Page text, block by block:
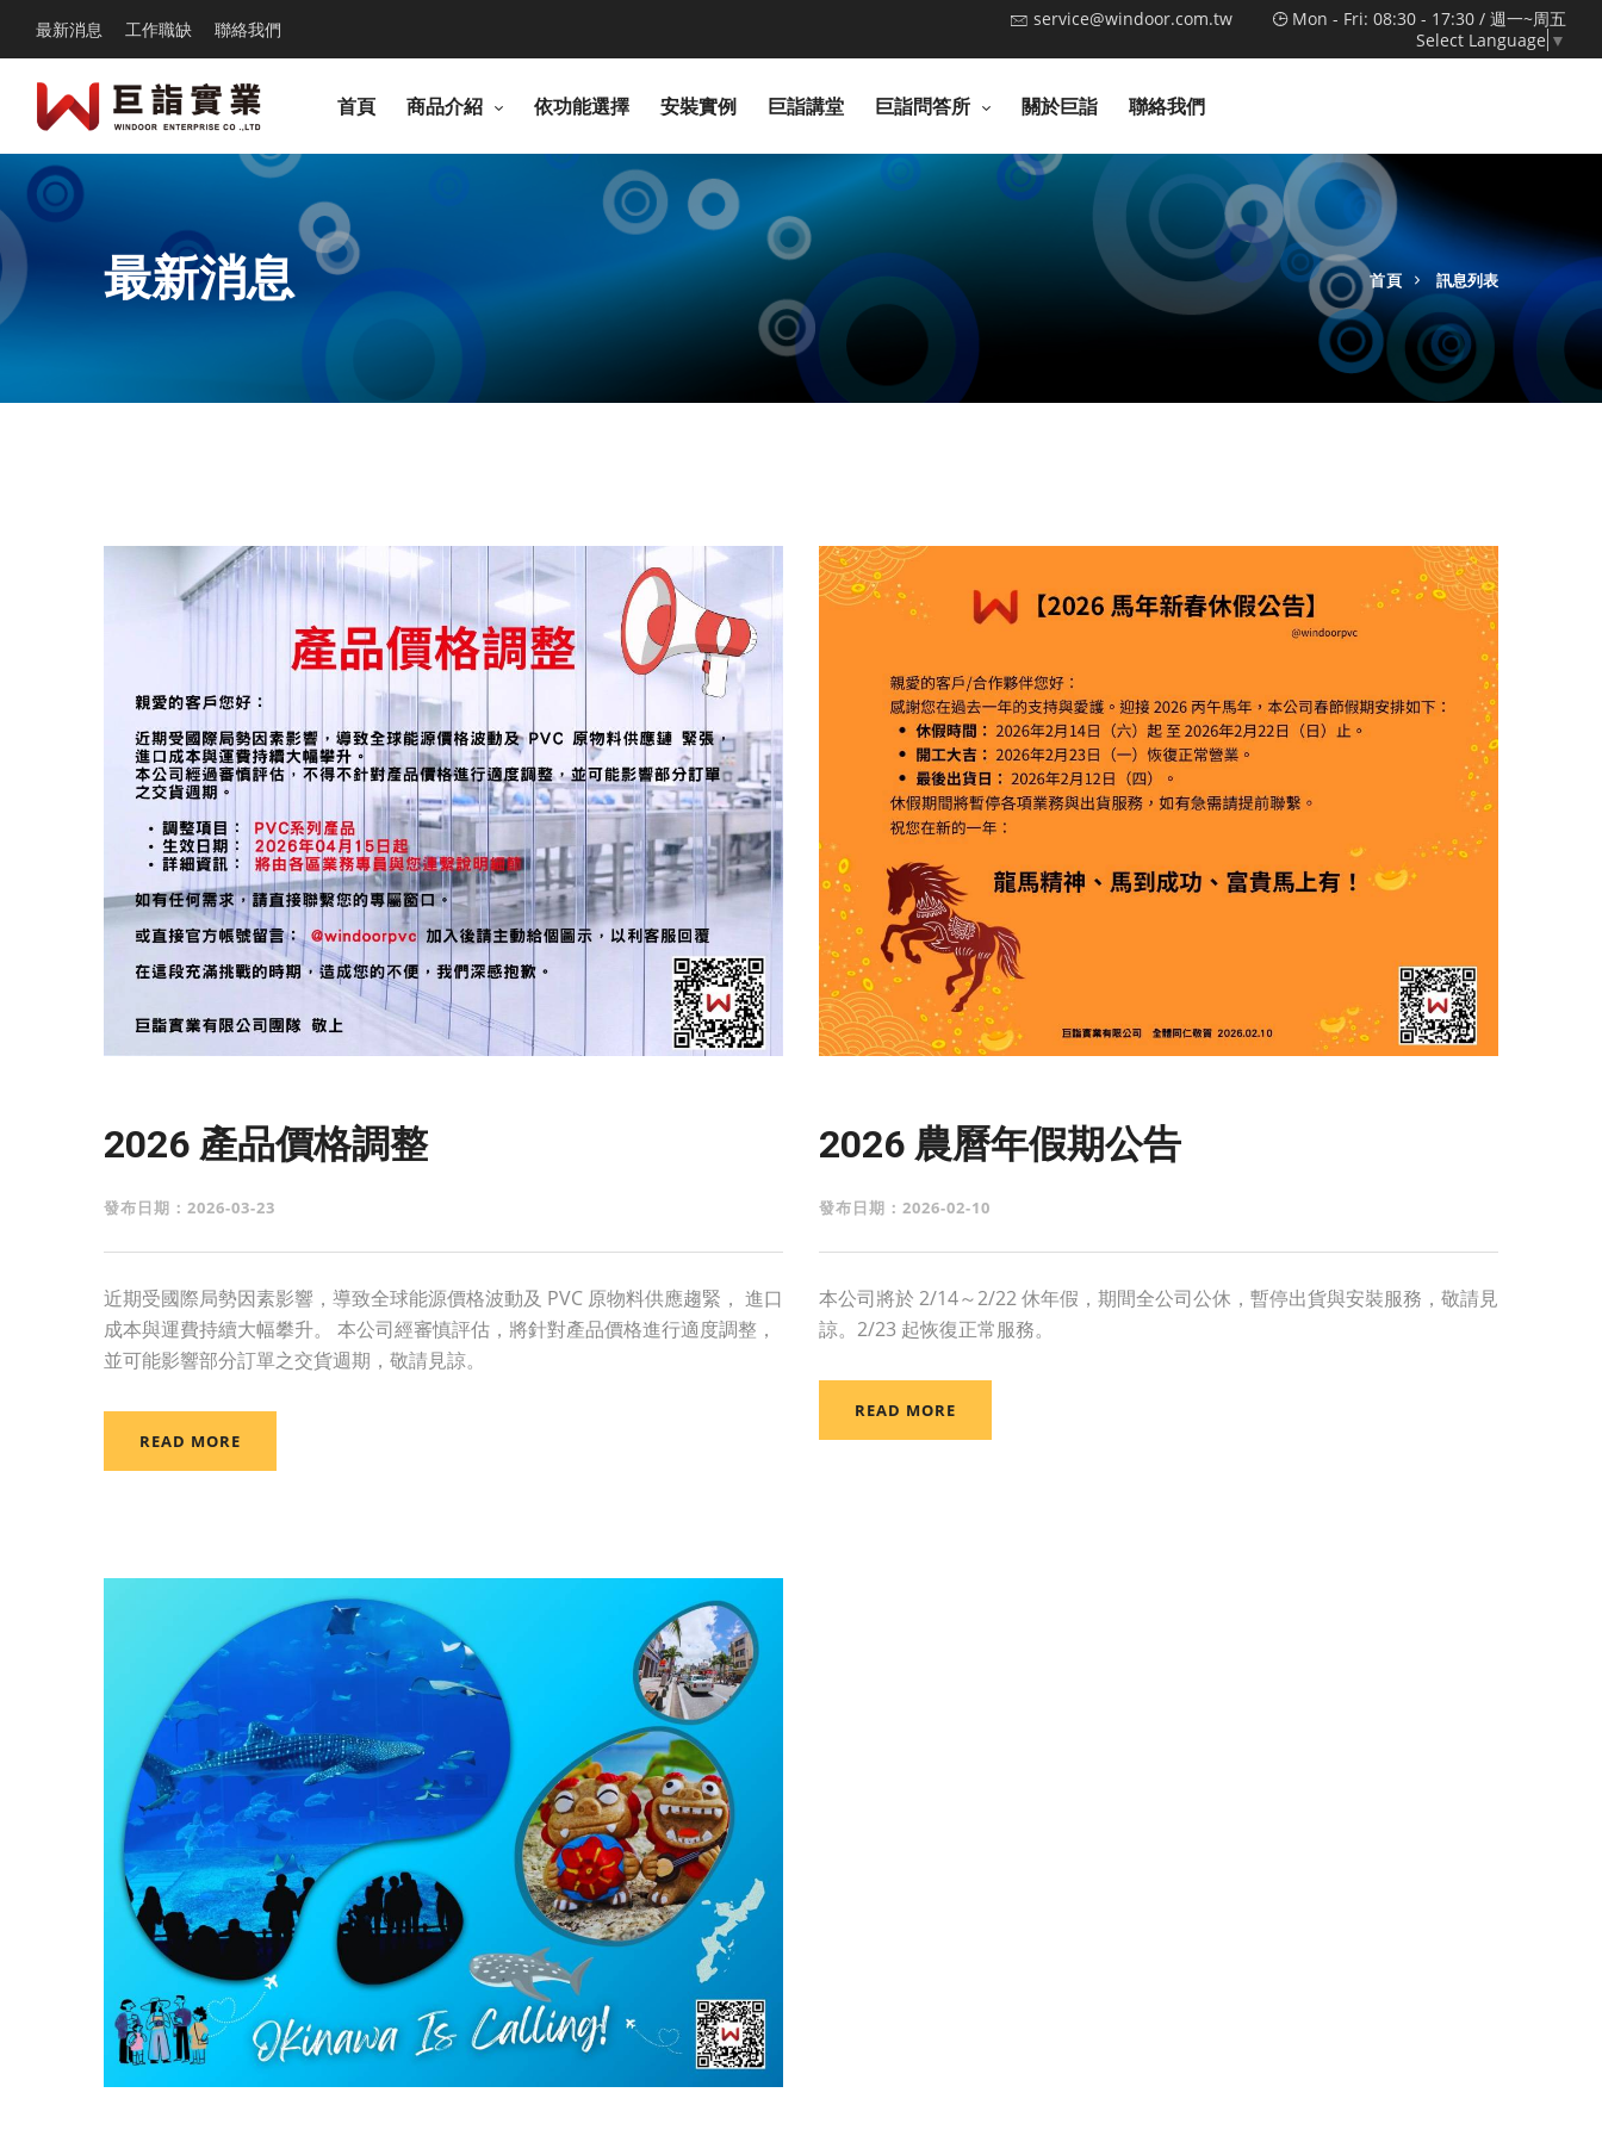
最新消息 工作職缺 聯絡我們 service@windoor.com.tw
Mon - Fri: 08:30 - 17:30 / 週一~周五
Select Language ▼
首頁 商品介紹 依功能選擇 安裝實例 巨詣講堂 巨詣問答所 關於巨詣 聯絡我們
最新消息 首頁 訊息列表
2026 產品價格調整
發布日期：2026-03-23
近期受國際局勢因素影響，導致全球能源價格波動及 PVC 原物料供應趨緊， 進口
成本與運費持續大幅攀升。 本公司經審慎評估，將針對產品價格進行適度調整，
並可能影響部分訂單之交貨週期，敬請見諒。
READ MORE
2026 農曆年假期公告
發布日期：2026-02-10
本公司將於 2/14～2/22 休年假，期間全公司公休，暫停出貨與安裝服務，敬請見
諒。2/23 起恢復正常服務。
READ MORE